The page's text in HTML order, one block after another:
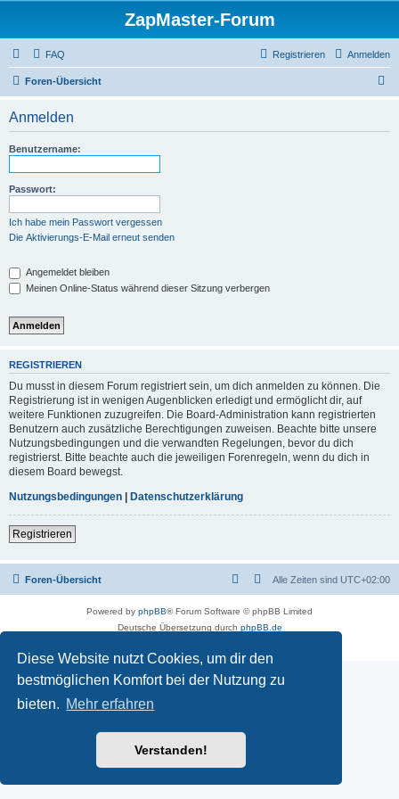
Diese Website nutzt Cookies, um dir den
bestmöglichen Komfort bei der Nutzung zu
bieten. Mehr erfahren
Verstanden!
ZapMaster-Forum
FAQ Anmelden
Registrieren
Foren-Übersicht
Anmelden
Benutzername:
Passwort:
Ich habe mein Passwort vergessen
Die Aktivierungs-E-Mail erneut senden
Angemeldet bleiben
Meinen Online-Status während dieser Sitzung verbergen
REGISTRIEREN
Du musst in diesem Forum registriert sein, um dich anmelden zu können. Die
Registrierung ist in wenigen Augenblicken erledigt und ermöglicht dir, auf
weitere Funktionen zuzugreifen. Die Board-Administration kann registrierten
Benutzern auch zusätzliche Berechtigungen zuweisen. Beachte bitte unsere
Nutzungsbedingungen und die verwandten Regelungen, bevor du dich
registrierst. Bitte beachte auch die jeweiligen Forenregeln, wenn du dich in
diesem Board bewegst.
Nutzungsbedingungen | Datenschutzerklärung
Registrieren
Foren-Übersicht Alle Zeiten sind UTC+02:00
Powered by phpBB® Forum Software © phpBB Limited
Deutsche Übersetzung durch phpBB.de